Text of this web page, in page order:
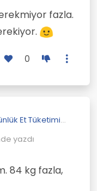
fazla.
0
Et Tüketimi
haram mı,
yazdı
84 kg fazla,